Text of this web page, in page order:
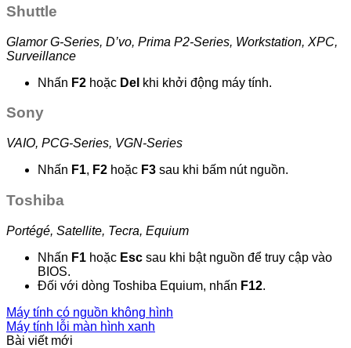
Shuttle
Glamor G-Series, D’vo, Prima P2-Series, Workstation, XPC,
Surveillance
Nhấn F2 hoặc Del khi khởi động máy tính.
Sony
VAIO, PCG-Series, VGN-Series
Nhấn F1, F2 hoặc F3 sau khi bấm nút nguồn.
Toshiba
Portégé, Satellite, Tecra, Equium
Nhấn F1 hoặc Esc sau khi bật nguồn để truy cập vào
BIOS.
Đối với dòng Toshiba Equium, nhấn F12.
Máy tính có nguồn không hình
Máy tính lỗi màn hình xanh
Bài viết mới